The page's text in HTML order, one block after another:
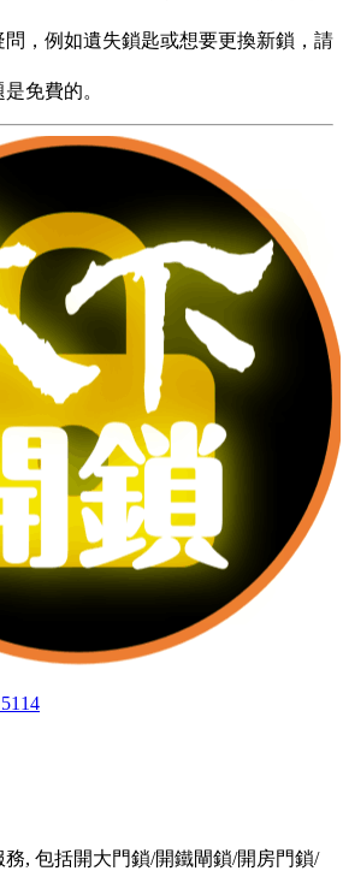
，例如遺失鎖匙或想要更換新鎖，請
免費的。
, 包括開大門鎖/開鐵閘鎖/開房門鎖/